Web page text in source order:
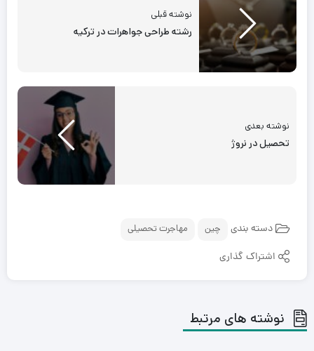
نوشته قبلی
رشته طراحی جواهرات در ترکیه
نوشته بعدی
تحصیل در نروژ
دسته بندی چین مهاجرت تحصیلی
اشتراک گذاری
نوشته های مرتبط